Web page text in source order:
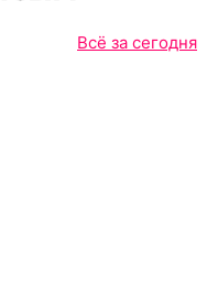
Всё за сегодня